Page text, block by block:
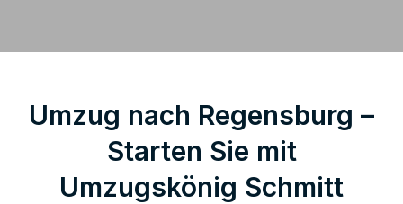
Umzug nach Regensburg –
Starten Sie mit
Umzugskönig Schmitt